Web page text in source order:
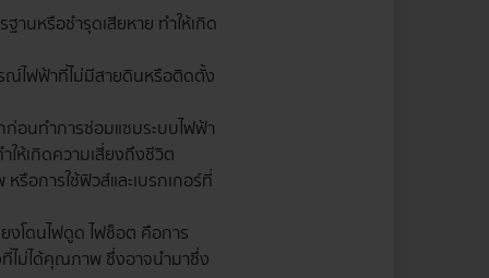
านหรือชำรุดเสียหาย ทำให้เกิด
ณ์ไฟฟ้าที่ไม่มีสายดินหรือติดตั้ง
อนทำการซ่อมแซมระบบไฟฟ้า
ให้เกิดความเสี่ยงถึงชีวิต
รือการใช้ฟิวส์และเบรกเกอร์ที่
งโดนไฟดูด ไฟช็อต คือการ
ไม่ได้คุณภาพ ซึ่งอาจนำมาซึ่ง